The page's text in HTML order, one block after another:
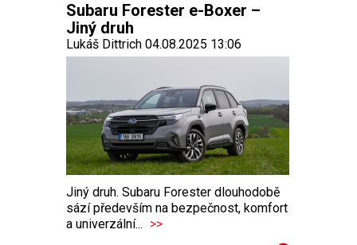
Subaru Forester e-Boxer –
Jiný druh
Lukáš Dittrich 04.08.2025 13:06
Jiný druh. Subaru Forester dlouhodobě
sází především na bezpečnost, komfort
a univerzální... >>